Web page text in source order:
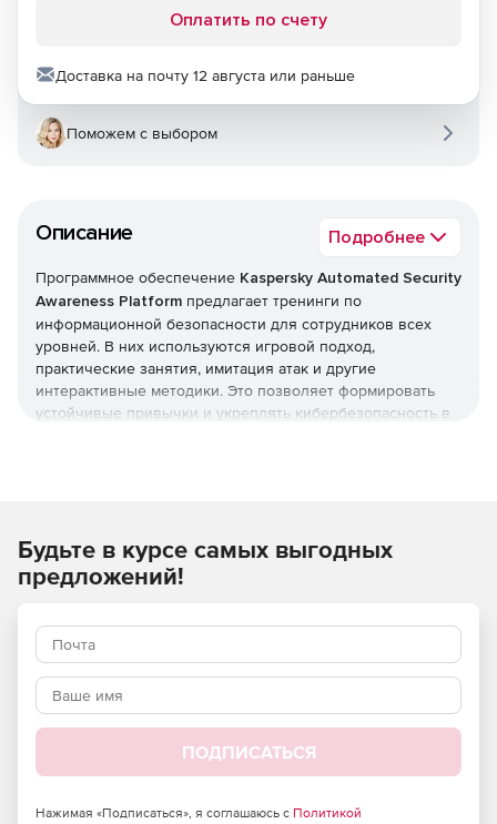
Описание Подробнее
Программное обеспечение Kaspersky Automated Security
Awareness Platform предлагает тренинги по
информационной безопасности для сотрудников всех
уровней. В них используются игровой подход,
практические занятия, имитация атак и другие
интерактивные методики. Это позволяет формировать
устойчивые привычки и укреплять кибербезопасность в
Оплатить по счету
Доставка на почту 12 августа или раньше
Поможем с выбором
Будьте в курсе самых выгодных
предложений!
ПОДПИСАТЬСЯ
Нажимая «Подписаться», я соглашаюсь с Политикой